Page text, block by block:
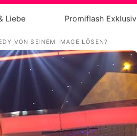
Liebe Promiflash Exklusiv
VON SEINEM IMAGE LÖSEN?